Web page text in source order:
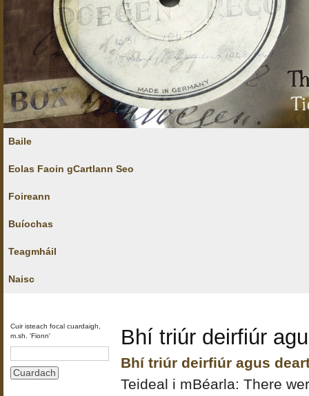
Baile
Eolas Faoin gCartlann Seo
Foireann
Buíochas
Teagmháil
Naisc
Cuir isteach focal cuardaigh,
m.sh. 'Fionn'
Bhí triúr deirfiúr
Bhí triúr deirfiúr agus
Teideal i mBéarla: There